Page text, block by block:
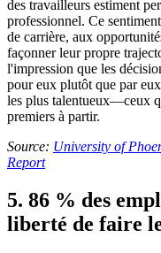
des travailleurs estiment
professionnel. Ce
de carrière, aux
façonner leur propre
l'impression que les
pour eux plutôt que par
les plus talentueux—ceux
premiers à partir.
Source: University of
Report
5. 86 % des
liberté de faire